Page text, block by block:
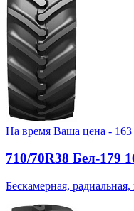
На время Ваша цена -
710/70R38 Бел-179
Бескамерная,